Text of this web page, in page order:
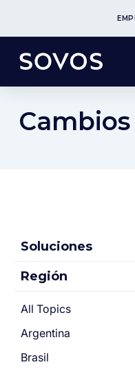
Soluciones
Región
All Topics
Argentina
Brasil